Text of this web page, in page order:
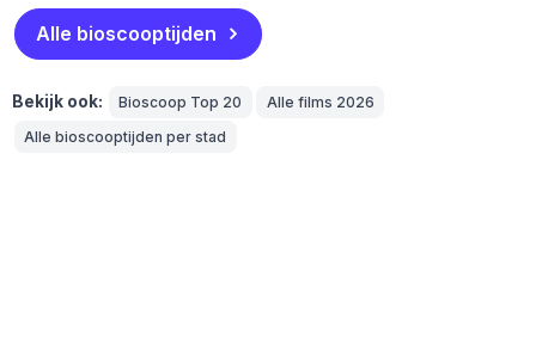
Alle bioscooptijden
Bekijk ook: Bioscoop Top 20
Alle films 2026
Alle bioscooptijden per stad